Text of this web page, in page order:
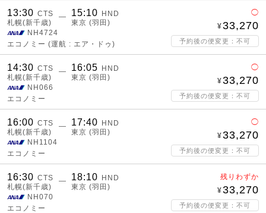
13:30 CTS
札幌(新千歳)
― 15:10
HND
東京 (羽田)
NH4724
エコノミー (運航 : エア・ドゥ)
◯
33,270
予約後の便変更：不可
14:30 CTS
札幌(新千歳)
― 16:05
HND
東京 (羽田)
NH066
エコノミー
◯
33,270
予約後の便変更：不可
16:00 CTS
札幌(新千歳)
― 17:40
HND
東京 (羽田)
NH1104
エコノミー
◯
33,270
予約後の便変更：不可
16:30 CTS
札幌(新千歳)
― 18:10
HND
東京 (羽田)
NH070
エコノミー
残りわずか
33,270
予約後の便変更：不可